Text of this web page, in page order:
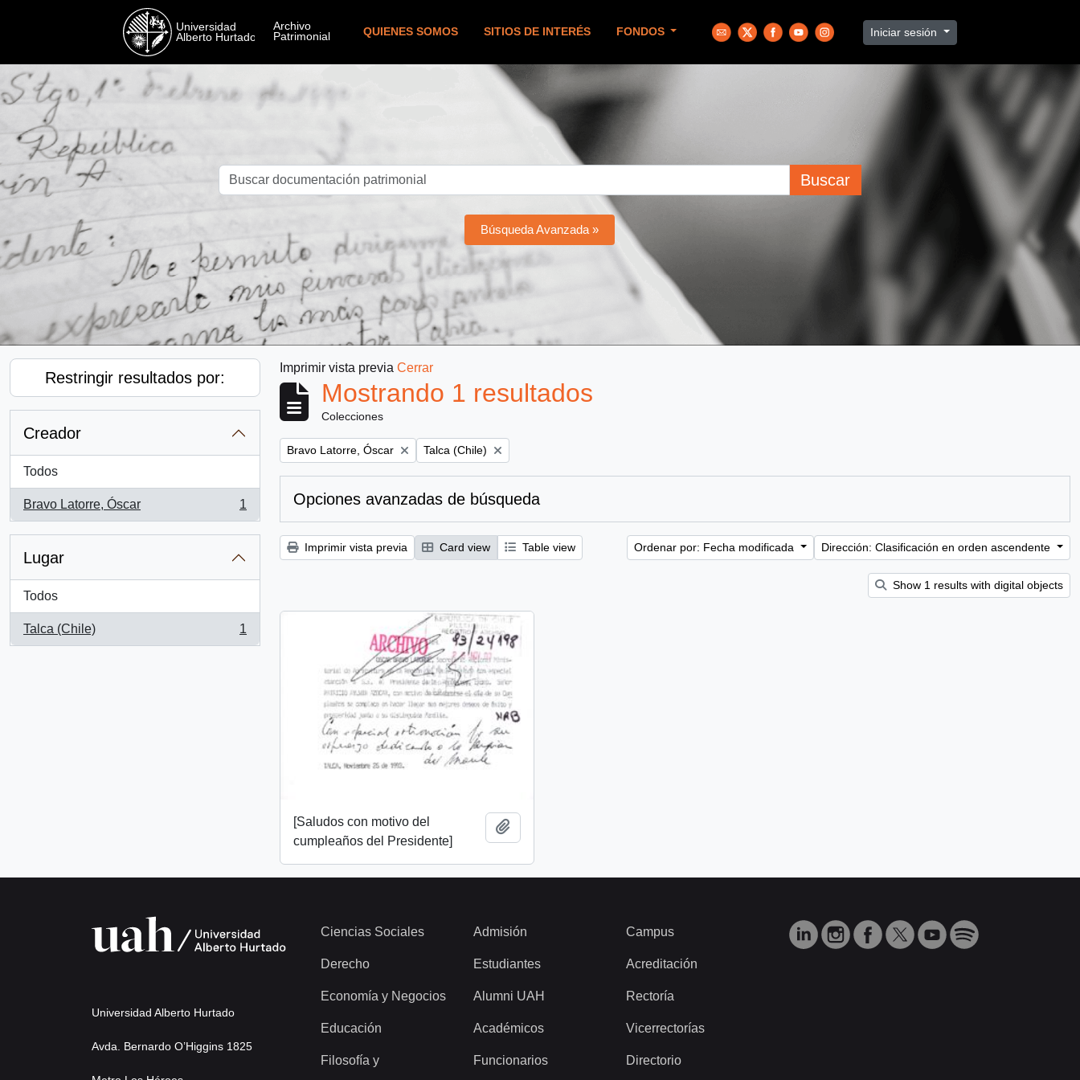
QUIENES SOMOS SITIOS DE INTERÉS FONDOS Iniciar sesión
Buscar
Búsqueda Avanzada »
Restringir resultados por:
Creador
Todos
Bravo Latorre, Óscar
, 1 resultados
1
Lugar
Todos
Talca (Chile)
, 1 resultados
1
Imprimir vista previa Cerrar
Mostrando 1 resultados
Colecciones
Remove filter:
Bravo Latorre, Óscar Remove filter:
Talca (Chile)
Opciones avanzadas de búsqueda
Imprimir vista previa Card view Table view Ordenar por: Fecha modificada Dirección: Clasificación en orden ascendente
Show 1 results with digital objects
[Saludos con motivo del
cumpleaños del Presidente]
Universidad Alberto Hurtado
Avda. Bernardo O’Higgins 1825
Ciencias Sociales
Derecho
Economía y Negocios
Educación
Filosofía y
Admisión
Estudiantes
Alumni UAH
Académicos
Funcionarios
Campus
Acreditación
Rectoría
Vicerrectorías
Directorio